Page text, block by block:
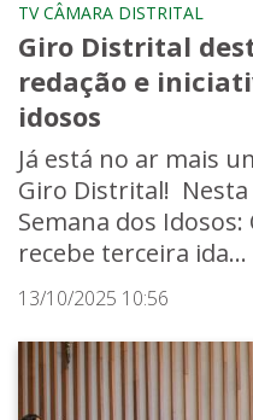
TV CÂMARA DISTRITAL
Giro Distrital
redação e
idosos
Já está no ar mais
Giro Distrital! Nesta
Semana dos
recebe terceira ida...
13/10/2025 10:56